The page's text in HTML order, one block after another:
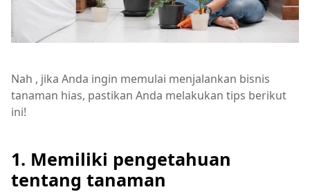
Nah , jika Anda ingin memulai menjalankan bisnis
tanaman hias, pastikan Anda melakukan tips berikut
ini!
1. Memiliki pengetahuan
tentang tanaman